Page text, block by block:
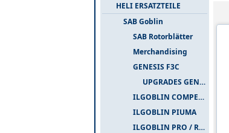
HELI ERSATZTEILE
SAB Goblin
SAB Rotorblätter
Merchandising
GENESIS F3C
UPGRADES GENESIS F3C
ILGOBLIN COMPETIZIONE
ILGOBLIN PIUMA
ILGOBLIN PRO / RAW 700